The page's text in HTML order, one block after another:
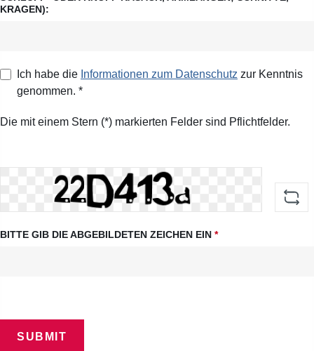
KRAGEN):
Ich habe die Informationen zum Datenschutz zur Kenntnis
genommen. *
Die mit einem Stern (*) markierten Felder sind Pflichtfelder.
BITTE GIB DIE ABGEBILDETEN ZEICHEN EIN *
SUBMIT